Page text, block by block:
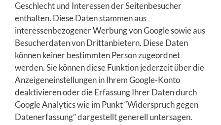
Geschlecht und Interessen der Seitenbesucher
enthalten. Diese Daten stammen aus
interessenbezogener Werbung von Google sowie aus
Besucherdaten von Drittanbietern. Diese Daten
können keiner bestimmten Person zugeordnet
werden. Sie können diese Funktion jederzeit über die
Anzeigeneinstellungen in Ihrem Google-Konto
deaktivieren oder die Erfassung Ihrer Daten durch
Google Analytics wie im Punkt “Widerspruch gegen
Datenerfassung” dargestellt generell untersagen.